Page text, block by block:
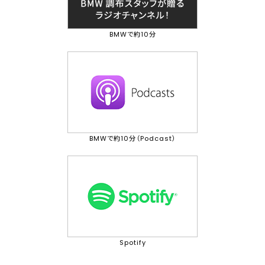
BMWで約10分
BMWで約10分（Podcast）
Spotify